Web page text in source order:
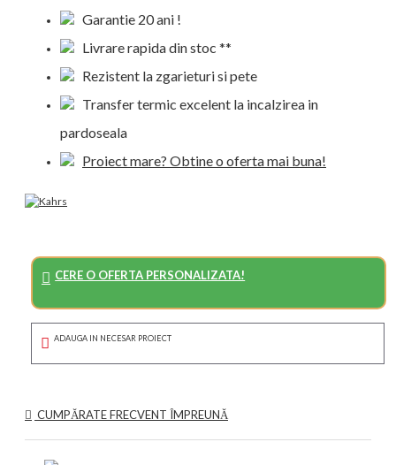
Garantie 20 ani !
Livrare rapida din stoc **
Rezistent la zgarieturi si pete
Transfer termic excelent la incalzirea in
pardoseala
Proiect mare? Obtine o oferta mai buna!
CERE O OFERTA PERSONALIZATA!
ADAUGA IN NECESAR PROIECT
CUMPĂRATE FRECVENT ÎMPREUNĂ